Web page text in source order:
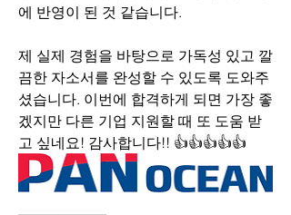
에 반영이 된 것 같습니다.
제 실제 경험을 바탕으로 가독성 있고 깔
끔한 자소서를 완성할 수 있도록 도와주
셨습니다. 이번에 합격하게 되면 가장 좋
겠지만 다른 기업 지원할 때 또 도움 받
고 싶네요! 감사합니다!! 👍👍👍👍👍